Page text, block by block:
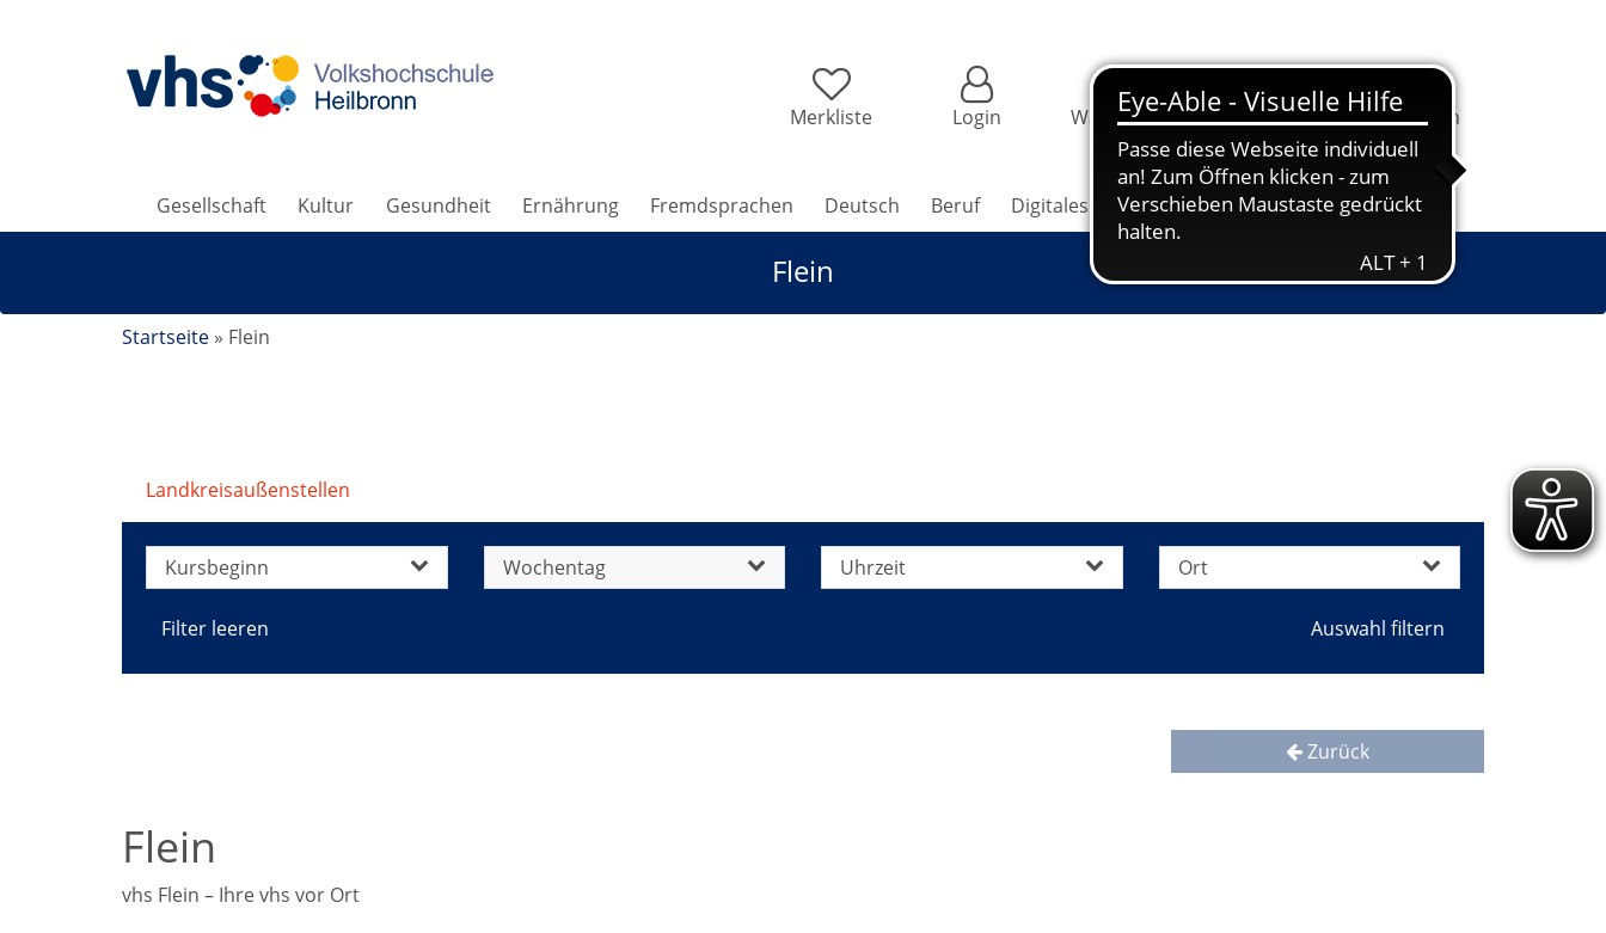
Merkliste Login Warenkorb Information Programm
Gesellschaft Kultur Gesundheit Ernährung Fremdsprachen Deutsch Beruf Digitales Grundbildung Jugendkunstschule
Flein
Startseite » Flein
Landkreisaußenstellen
Kursbeginn Wochentag Uhrzeit Ort
Filter leeren
Zurück
Flein
vhs Flein – Ihre vhs vor Ort